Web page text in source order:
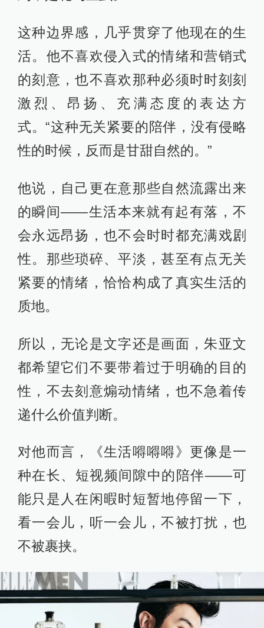
这种边界感，几乎贯穿了他现在的生
活。他不喜欢侵入式的情绪和营销式
的刻意，也不喜欢那种必须时时刻刻
激烈、昂扬、充满态度的表达方
式。“这种无关紧要的陪伴，没有侵略
性的时候，反而是甘甜自然的。”
他说，自己更在意那些自然流露出来
的瞬间——生活本来就有起有落，不
会永远昂扬，也不会时时都充满戏剧
性。那些琐碎、平淡，甚至有点无关
紧要的情绪，恰恰构成了真实生活的
质地。
所以，无论是文字还是画面，朱亚文
都希望它们不要带着过于明确的目的
性，不去刻意煽动情绪，也不急着传
递什么价值判断。
对他而言，《生活嘚嘚嘚》更像是一
种在长、短视频间隙中的陪伴——可
能只是人在闲暇时短暂地停留一下，
看一会儿，听一会儿，不被打扰，也
不被裹挟。